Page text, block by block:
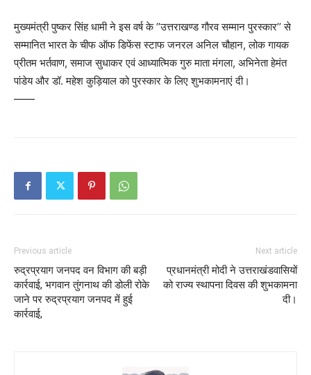
मुख्यमंत्री पुष्कर सिंह धामी ने इस वर्ष के ’’उत्तराखण्ड गौरव सम्मान पुरस्कार’’ से
सम्मानित भारत के चीफ ऑफ डिफेंस स्टाफ जनरल अनिल चौहान, लोक गायक
प्रीतम भर्तवाण, समाज सुधाकर एवं आध्यात्मिक गुरु माता मंगला, अभिनेता हेमंत
पांडेय और डॉ. महेश कुड़ियाल को पुरस्कार के लिए शुभकामनाएं दी।
——
Previous article
रुद्रप्रयाग जनपद वन विभाग की बड़ी
कार्रवाई, भगवान तुंगनाथ की डोली रोके
जाने पर रुद्रप्रयाग जनपद में हुई
कार्रवाई,
Next article
प्रधानमंत्री मोदी ने उत्तराखंडवासियों
को राज्य स्थापना दिवस की शुभकामना
दी।